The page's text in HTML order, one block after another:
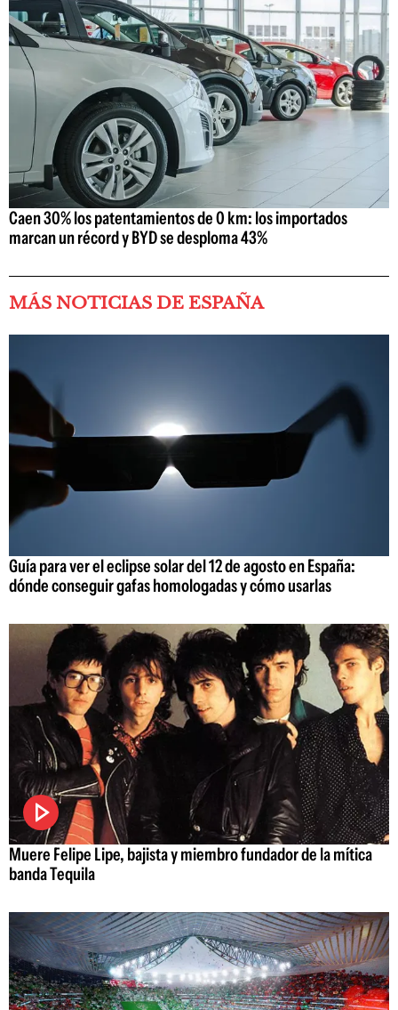
Caen 30% los patentamientos de 0 km: los importados
marcan un récord y BYD se desploma 43%
MÁS NOTICIAS DE ESPAÑA
Guía para ver el eclipse solar del 12 de agosto en España:
dónde conseguir gafas homologadas y cómo usarlas
Muere Felipe Lipe, bajista y miembro fundador de la mítica
banda Tequila